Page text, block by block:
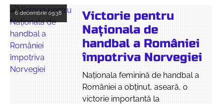
6 decembrie 09:38
Victorie pentru
Naționala de
handbal a României
împotriva Norvegiei
Naționala feminină de handbal a
României a obținut, aseară, o
victorie importantă la